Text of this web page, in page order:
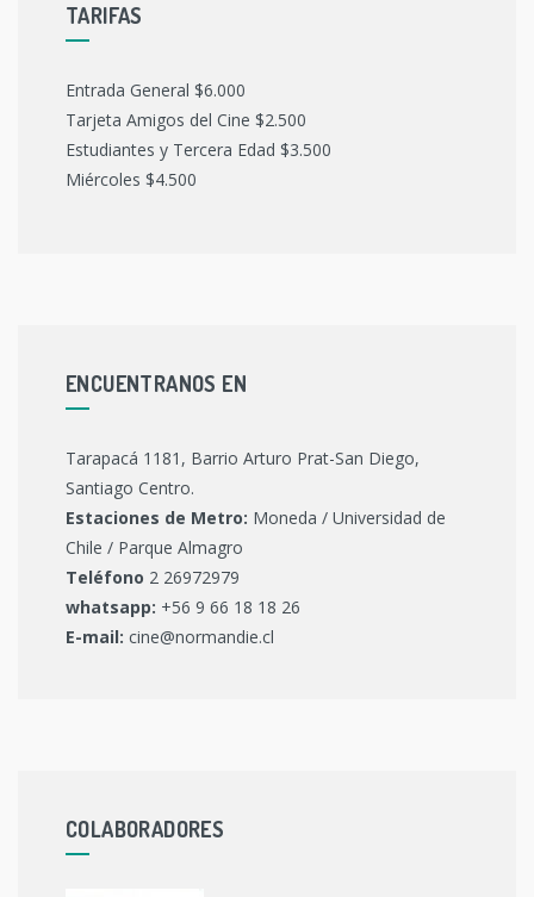
TARIFAS
Entrada General $6.000
Tarjeta Amigos del Cine $2.500
Estudiantes y Tercera Edad $3.500
Miércoles $4.500
ENCUENTRANOS EN
Tarapacá 1181, Barrio Arturo Prat-San Diego,
Santiago Centro.
Estaciones de Metro: Moneda / Universidad de
Chile / Parque Almagro
Teléfono 2 26972979
whatsapp: +56 9 66 18 18 26
E-mail: cine@normandie.cl
COLABORADORES